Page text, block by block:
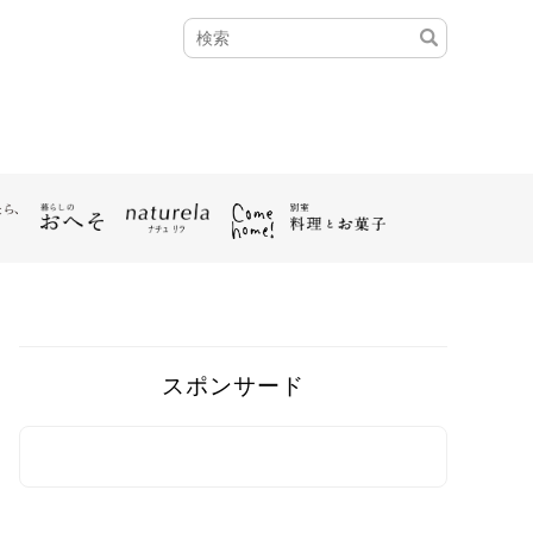
スポンサード